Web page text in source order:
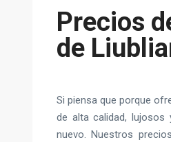
Precios
de
Si piensa que porque
de alta calidad, lujosos
nuevo. Nuestros